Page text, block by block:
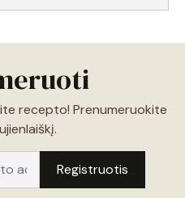
recepto! Prenumeruokite